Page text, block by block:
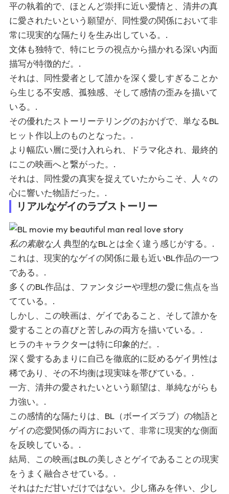
平の執着的で、ほとんど崇拝に近い愛情と、清井の真
に愛されたいという願望が、同性愛の関係において非
常に現実的な隔たりを生み出している。.
文体も独特で、特にヒラの視点から描かれる深い内面
描写が特徴的だ。.
それは、同性愛者として誰かを深く愛しすぎることか
ら生じる不安感、孤独感、そして感情の歪みを描いて
いる。.
その優れたストーリーテリングのおかげで、単なるBL
ヒット作以上のものとなった。.
より幅広い層に受け入れられ、ドラマ化され、最終的
にこの映画へと繋がった。.
それは、同性愛の真実を捉えていたからこそ、人々の
心に響いた物語だった。.
リアルなゲイのラブストーリー
私の素敵な人 典型的なBLとは全く違う感じがする。.
これは、現実的なゲイの関係に最も近いBL作品の一つ
である。.
多くのBL作品は、ファンタジーや理想の愛に焦点を当
てている。.
しかし、この映画は、ゲイであること、そして誰かを
愛することの喜びと苦しみの両方を描いている。.
ヒラのキャラクターは特に印象的だ。.
深く愛するあまりに自己を徹底的に貶めるゲイ男性は
稀であり、その不均衡は現実味を帯びている。.
一方、清井の愛されたいという願望は、単純ながらも
力強い。.
この感情的な隔たりは、BL（ボーイズラブ）の物語と
ゲイの恋愛関係の両方において、非常に現実的な側面
を反映している。.
結局、この映画はBLの美しさとゲイであることの現実
をうまく融合させている。.
それはただ甘いだけではない。少し痛みを伴い、少し